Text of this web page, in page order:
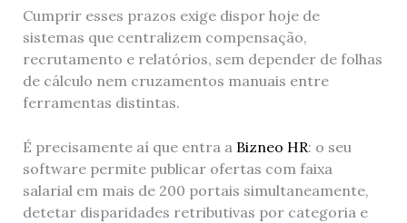
Cumprir esses prazos exige dispor hoje de
sistemas que centralizem compensação,
recrutamento e relatórios, sem depender de folhas
de cálculo nem cruzamentos manuais entre
ferramentas distintas.
É precisamente aí que entra a Bizneo HR: o seu
software permite publicar ofertas com faixa
salarial em mais de 200 portais simultaneamente,
detetar disparidades retributivas por categoria e